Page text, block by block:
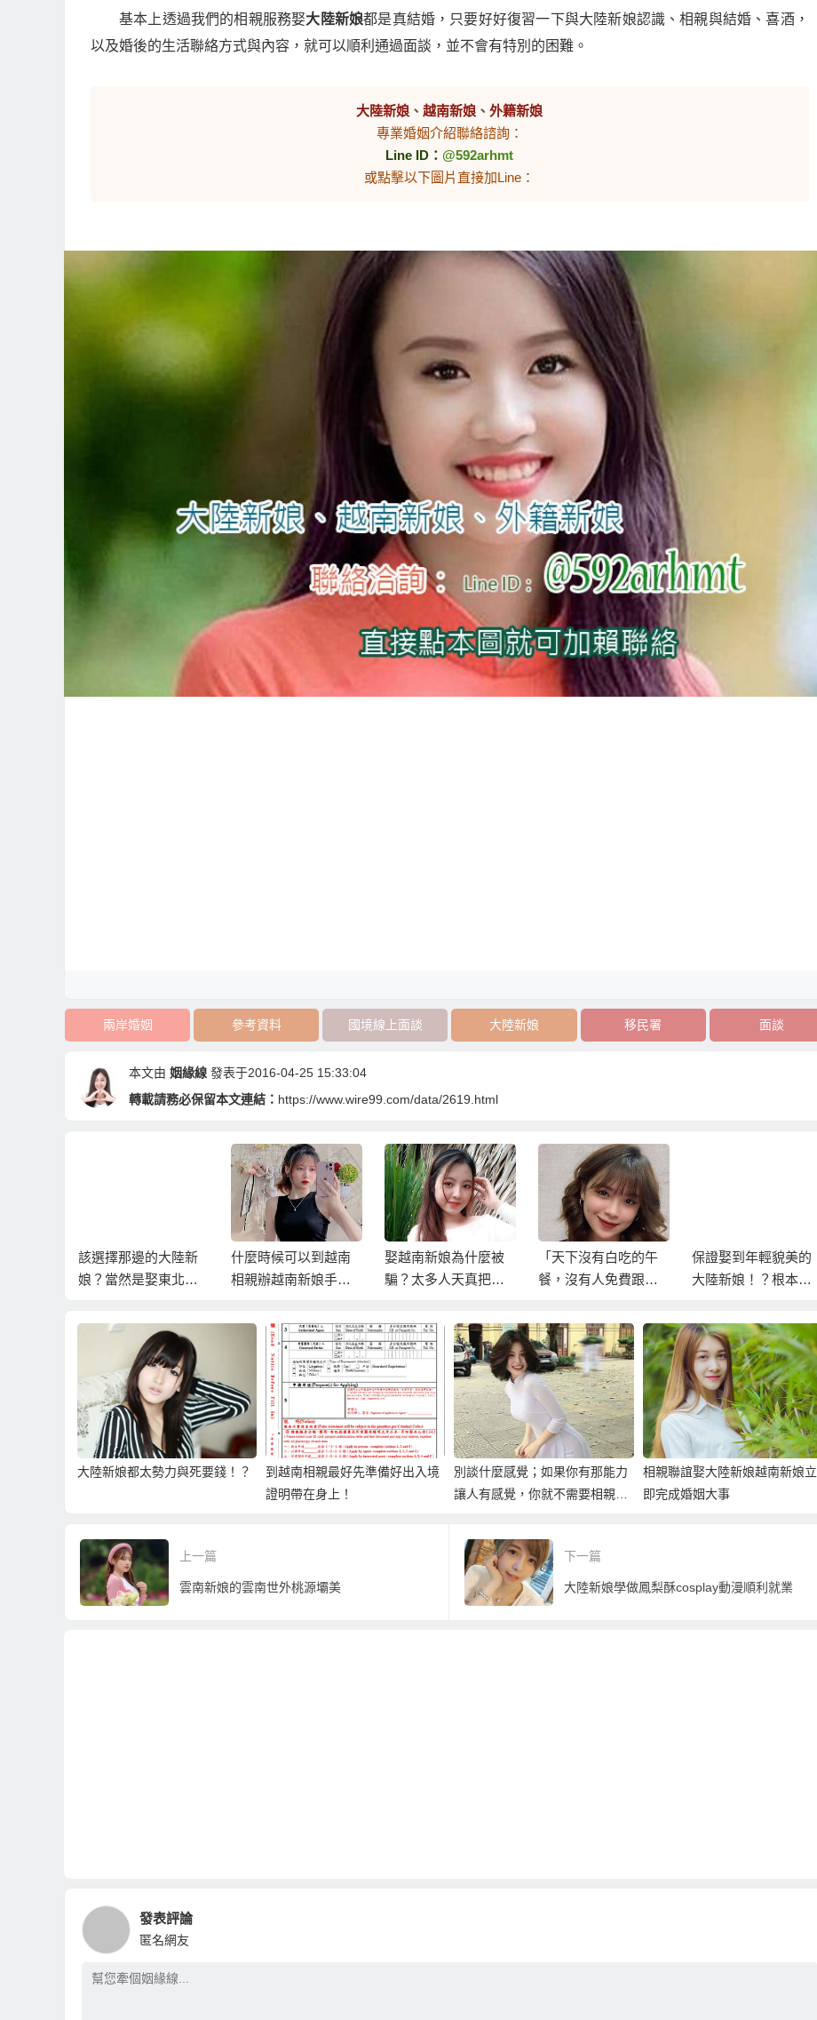
基本上透過我們的相親服務娶大陸新娘都是真結婚，只要好好復習一下與大陸新娘認識、相親與結婚、喜酒，
以及婚後的生活聯絡方式與內容，就可以順利通過面談，並不會有特別的困難。
大陸新娘 、越南新娘 、外籍新娘
專業婚姻介紹聯絡諮詢：
Line ID：@592arhmt
或點擊以下圖片直接加Line：
兩岸婚姻 參考資料 國境線上面談 大陸新娘 移民署 面談
本文由 姻緣線 發表于2016-04-25 15:33:04
轉載請務必保留本文連結： https://www.wire99.com/data/2619.html
該選擇那邊的大陸新
娘？當然是娶東北新
好的選擇！
什麼時候可以到越南
相親辦越南新娘手
娶越南新娘為什麼被
騙？太多人天真把越
了！
「天下沒有白吃的午
餐，沒有人免費跟你
朋友/越南老婆的愛恨
保證娶到年輕貌美的
大陸新娘！？根本都
術！
大陸新娘都太勢力與死要錢！？
到越南相親最好先準備好出入境
證明帶在身上！
別談什麼感覺；如果你有那能力
讓人有感覺，你就不需要相親
相親聯誼娶大陸新娘越南新娘立
即完成婚姻大事
上一篇
雲南新娘的雲南世外桃源壩美
下一篇
大陸新娘學做鳳梨酥cosplay動漫順利就業
發表評論
匿名網友